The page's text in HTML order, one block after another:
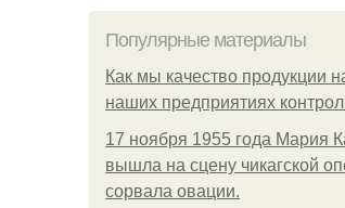
Популярные материалы
Как мы качество продукции
наших предприятиях
17 ноября 1955 года Мария
вышла на сцену чикагской
сорвала овации.